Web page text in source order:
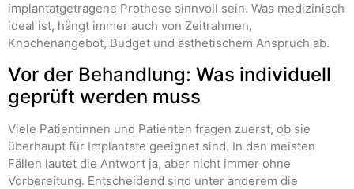
implantatgetragene Prothese sinnvoll sein. Was medizinisch
ideal ist, hängt immer auch von Zeitrahmen,
Knochenangebot, Budget und ästhetischem Anspruch ab.
Vor der Behandlung: Was individuell
geprüft werden muss
Viele Patientinnen und Patienten fragen zuerst, ob sie
überhaupt für Implantate geeignet sind. In den meisten
Fällen lautet die Antwort ja, aber nicht immer ohne
Vorbereitung. Entscheidend sind unter anderem die